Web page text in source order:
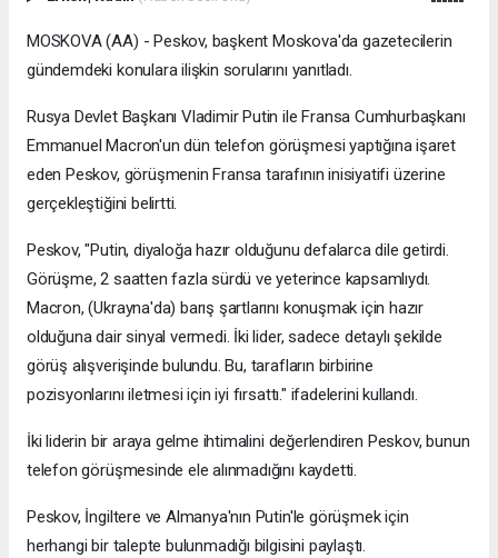
MOSKOVA (AA) - Peskov, başkent Moskova'da gazetecilerin
gündemdeki konulara ilişkin sorularını yanıtladı.
Rusya Devlet Başkanı Vladimir Putin ile Fransa Cumhurbaşkanı
Emmanuel Macron'un dün telefon görüşmesi yaptığına işaret
eden Peskov, görüşmenin Fransa tarafının inisiyatifi üzerine
gerçekleştiğini belirtti.
Peskov, "Putin, diyaloğa hazır olduğunu defalarca dile getirdi.
Görüşme, 2 saatten fazla sürdü ve yeterince kapsamlıydı.
Macron, (Ukrayna'da) barış şartlarını konuşmak için hazır
olduğuna dair sinyal vermedi. İki lider, sadece detaylı şekilde
görüş alışverişinde bulundu. Bu, tarafların birbirine
pozisyonlarını iletmesi için iyi fırsattı." ifadelerini kullandı.
İki liderin bir araya gelme ihtimalini değerlendiren Peskov, bunun
telefon görüşmesinde ele alınmadığını kaydetti.
Peskov, İngiltere ve Almanya'nın Putin'le görüşmek için
herhangi bir talepte bulunmadığı bilgisini paylaştı.